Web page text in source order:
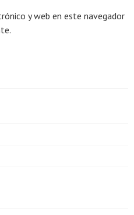
y web en este navegador